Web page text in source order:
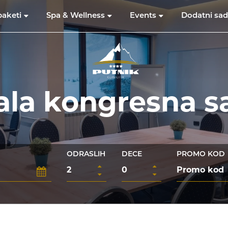
Spa & Wellness Events Dodatni
kongresna
ODRASLIH DECE PROMO KOD